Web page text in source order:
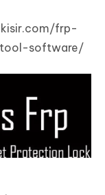
frp-
software/